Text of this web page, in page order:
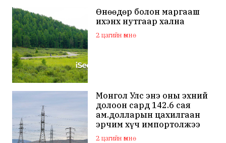
Өнөөдөр болон маргааш
ихэнх нутгаар хална
2 цагийн өмнө
Монгол Улс энэ оны эхний
долоон сард 142.6 сая
ам.долларын цахилгаан
эрчим хүч импортолжээ
2 цагийн өмнө